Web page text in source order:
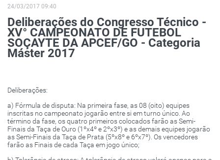
24/03/2017 09:40
Deliberações do Congresso Técnico -
XV° CAMPEONATO DE FUTEBOL
SOÇAYTE DA APCEF/GO - Categoria
Máster 2017
Deliberações:
a) Fórmula de disputa: Na primeira fase, as 08 (oito) equipes
inscritas no campeonato jogarão entre si em turno único. Ao
término da fase, os quatro primeiros colocados farão as Semi-
Finais da Taça de Ouro (1ºx4º e 2ºx3º) e as demais equipes jogarão
as Semi-Finais da Taça de Prata (5ºx8º e 6ºx7º). Os vencedores
farão as Finais de cada Taça em jogo único;